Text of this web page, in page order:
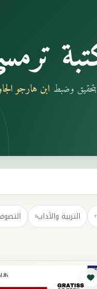
وضبط ابن هارجو
٣ التربية والآداب٥